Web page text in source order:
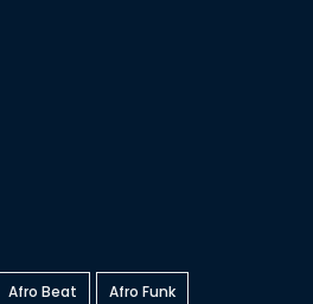
Afro Beat Afro Funk